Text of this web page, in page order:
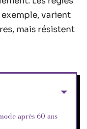
varient
mais résistent
après 60 ans